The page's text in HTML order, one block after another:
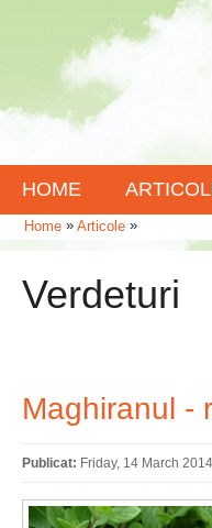
HOME
Home » Articole »
Verdeturi
Maghiranul -
Publicat: Friday, 14 March 2014